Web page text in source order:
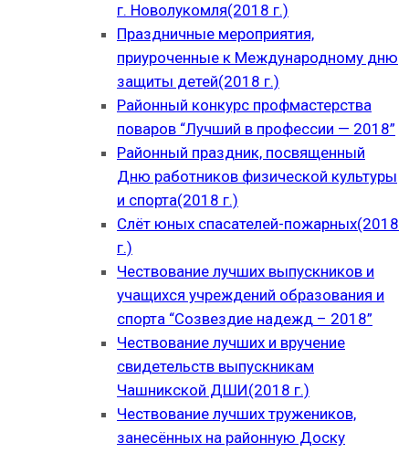
г. Новолукомля(2018 г.)
Праздничные мероприятия,
приуроченные к Международному дню
защиты детей(2018 г.)
Районный конкурс профмастерства
поваров “Лучший в профессии — 2018”
Районный праздник, посвященный
Дню работников физической культуры
и спорта(2018 г.)
Слёт юных спасателей-пожарных(2018
г.)
Чествование лучших выпускников и
учащихся учреждений образования и
спорта “Созвездие надежд – 2018”
Чествование лучших и вручение
свидетельств выпускникам
Чашникской ДШИ(2018 г.)
Чествование лучших тружеников,
занесённых на районную Доску